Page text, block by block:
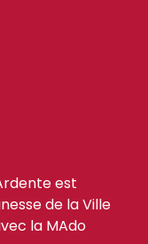
est
de la Ville
la MAdo